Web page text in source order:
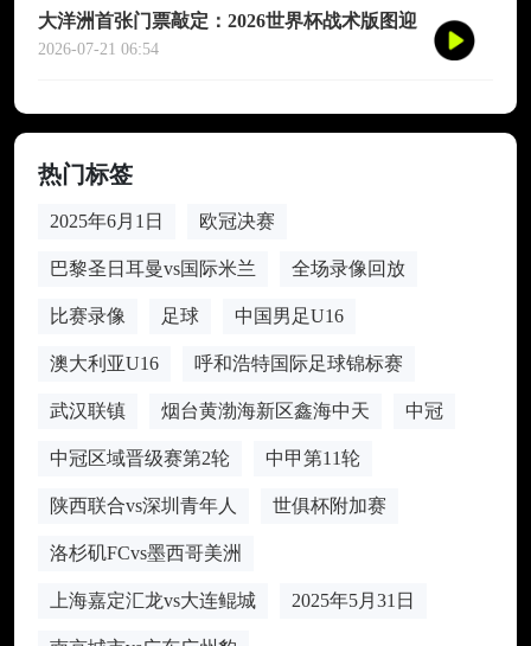
大洋洲首张门票敲定：2026世界杯战术版图迎
来新变量
2026-07-21 06:54
热门标签
2025年6月1日 欧冠决赛
巴黎圣日耳曼vs国际米兰 全场录像回放
比赛录像 足球 中国男足U16
澳大利亚U16 呼和浩特国际足球锦标赛
武汉联镇 烟台黄渤海新区鑫海中天 中冠
中冠区域晋级赛第2轮 中甲第11轮
陕西联合vs深圳青年人 世俱杯附加赛
洛杉矶FCvs墨西哥美洲
上海嘉定汇龙vs大连鲲城 2025年5月31日